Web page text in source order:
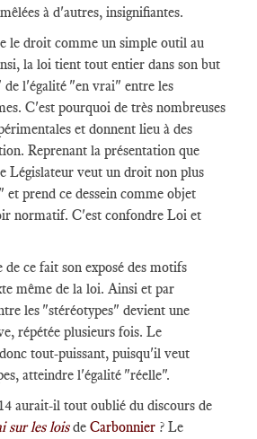
à d'autres, insignifiantes.
le droit comme un simple outil au
la loi tient tout entier dans son but
l'égalité "en vrai" entre les
C'est pourquoi de très nombreuses
et donnent lieu à des
Reprenant la présentation que
Législateur veut un droit non plus
prend ce dessein comme objet
normatif. C'est confondre Loi et
ce fait son exposé des motifs
même de la loi. Ainsi et par
les "stéréotypes" devient une
répétée plusieurs fois. Le
tout-puissant, puisqu'il veut
atteindre l'égalité "réelle".
aurait-il tout oublié du discours de
sur les lois de Carbonnier ? Le